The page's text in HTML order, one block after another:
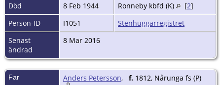
Död
8 Feb 1944 Ronneby kbfd (K) [2]
Person-ID
I1051
Stenhuggarregistret
Senast
ändrad
8 Mar 2016
Far Anders Petersson, f. 1812, Nårunga fs (P)